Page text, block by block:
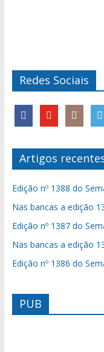
Redes Sociais
Artigos
Edição nº 1388 do
Nas bancas a edição
Edição nº 1387 do
Nas bancas a edição
Edição nº 1386 do
PUB